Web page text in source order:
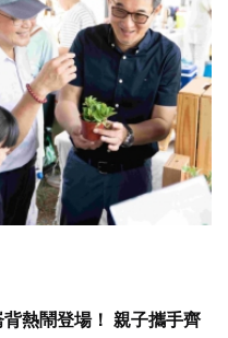
熱鬧登場！ 親子攜手齊